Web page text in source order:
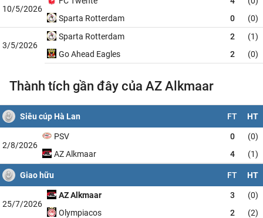
10/5/2026
Sparta Rotterdam
0 (0)
3/5/2026
Sparta Rotterdam 2
(1)
Go Ahead Eagles
2 (0)
Thành tích gần đây của AZ Alkmaar
Siêu cúp Hà Lan FT HT
2/8/2026
PSV 0
(0)
AZ Alkmaar
4 (1)
Giao hữu FT HT
25/7/2026
AZ Alkmaar 3
(0)
Olympiacos
2 (2)